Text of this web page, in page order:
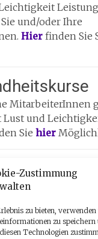
Zustimmung
zu bieten,
zu
Technologien
und/oder Ihre
Hier finden Sie
MitarbeiterInnen
und
Sie hier
Partner